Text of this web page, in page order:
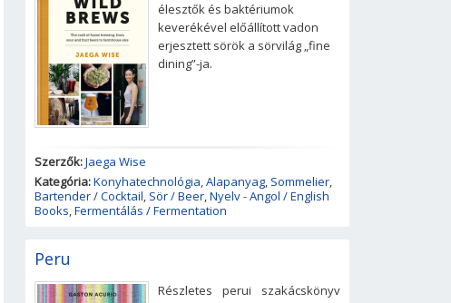
élesztők és baktériumok
keverékével előállított vadon
erjesztett sörök a sörvilág „fine
dining”-ja.
Szerzők:Jaega Wise
Kategória:Konyhatechnológia,Alapanyag, Sommelier,
Bartender / Cocktail, Sör / Beer,Nyelv - Angol / English
Books,Fermentálás / Fermentation
Peru
Részletes perui szakácskönyv